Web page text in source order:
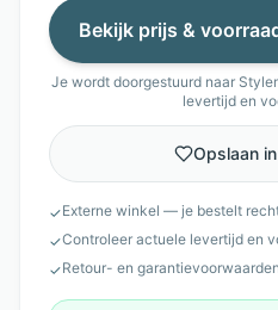
Bekijk prijs &
Je wordt doorgestuurd naar
levertijd en
Opslaan
✓Externe winkel — je bestelt
✓Controleer actuele levertijd en
✓Retour- en